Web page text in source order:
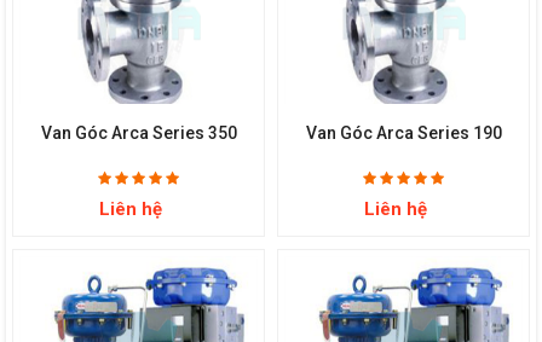
Van Góc Arca Series 350
Liên hệ
Van Góc Arca Series 190
Liên hệ